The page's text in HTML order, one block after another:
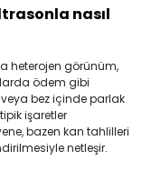
nasıl
heterojen görünüm,
ödem gibi
bez içinde parlak
işaretler
bazen kan tahlilleri
netleşir.